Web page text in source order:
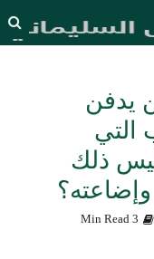
يدفن
التي
ذلك
3 Min Read